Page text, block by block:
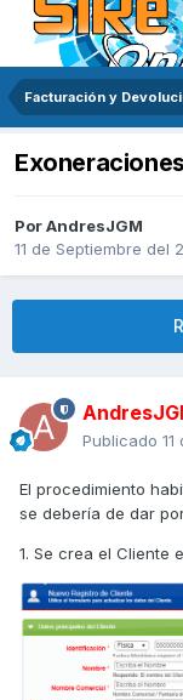
Facturación y
Exoneraciones
PorAndresJGM
11 de Septiembre del
Publicado
El procedimiento
se debería de dar
1. Se crea el Cliente